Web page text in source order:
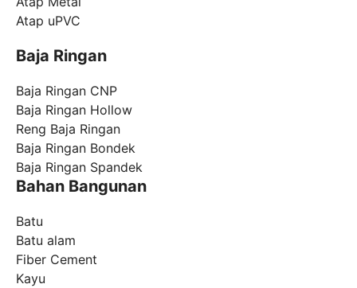
Atap uPVC
Baja Ringan
Baja Ringan CNP
Baja Ringan Hollow
Reng Baja Ringan
Baja Ringan Bondek
Baja Ringan Spandek
Bahan Bangunan
Batu
Batu alam
Fiber Cement
Kayu